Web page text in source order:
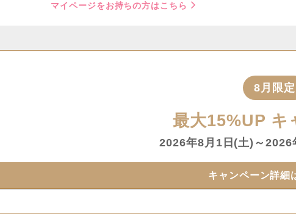
マイページをお持ちの方はこちら
8月限定
最大15%UP キ
2026年8月1日(土)～2026
キャンペーン詳細